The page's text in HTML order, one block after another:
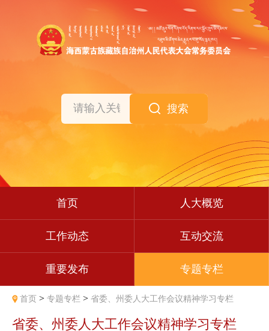
搜索
首页 人大概览
工作动态 互动交流
重要发布 专题专栏
首页 > 专题专栏 > 省委、州委人大工作会议精神学习专栏
省委、州委人大工作会议精神学习专栏